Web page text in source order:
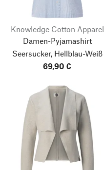
Knowledge Cotton Apparel
Damen-Pyjamashirt
Seersucker, Hellblau-Weiß
69,90 €